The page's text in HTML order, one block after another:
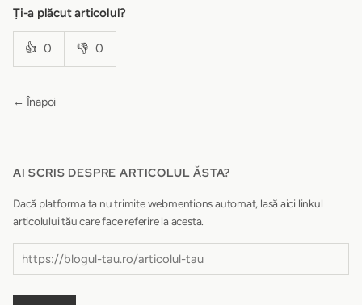
Ți-a plăcut articolul?
👍 0 👎 0
← Înapoi
AI SCRIS DESPRE ARTICOLUL ĂSTA?
Dacă platforma ta nu trimite webmentions automat, lasă aici linkul
articolului tău care face referire la acesta.